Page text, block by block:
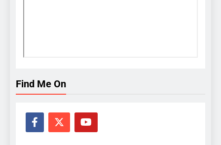
Find Me On